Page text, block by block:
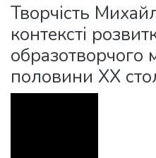
Statistics
Творчість
контексті
образотворчого
половини XX